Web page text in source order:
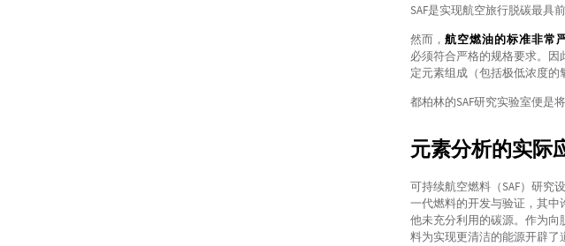
SAF是实现航空旅行脱碳最具
然而， 航空燃油的标准非常
必须符合严格的规格要求。
定元素组成（包括极低浓度的
都柏林的SAF研究实验室便是
元素分析的实际
可持续航空燃料（SAF）研究
一代燃料的开发与验证，其
他未充分利用的碳源。作为
料为实现更清洁的能源开辟了